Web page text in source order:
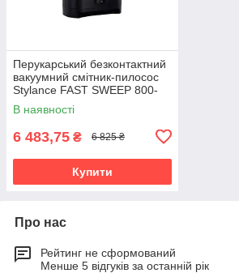
Перукарський безконтактний
вакуумний смітник-пилосос
Stylance FAST SWEEP 800-
002 | Автоматичний пилосос
для збору сміття з
В наявності
6 483,75 ₴ 6 825 ₴
Купити
Про нас
Рейтинг не сформований
Менше 5 відгуків за останній рік